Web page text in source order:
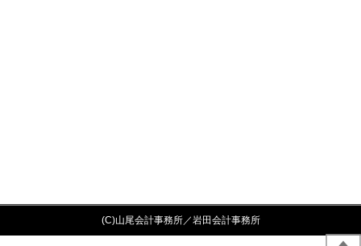
(C)山尾会計事務所／岩田会計事務所